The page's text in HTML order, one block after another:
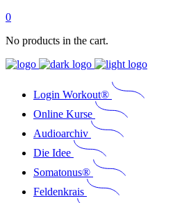
0
No products in the cart.
Login Workout®
Online Kurse
Audioarchiv
Die Idee
Somatonus®
Feldenkrais